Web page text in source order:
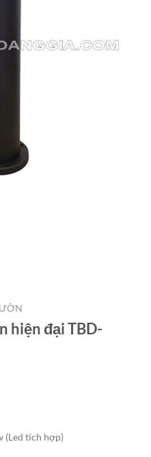
hiện đại TBD-
(Led tích hợp)